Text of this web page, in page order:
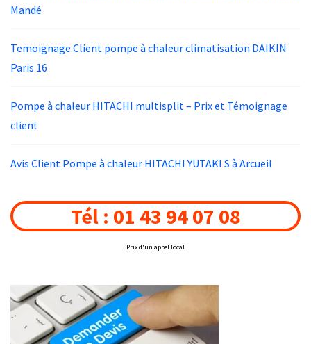
Mandé
Temoignage Client pompe à chaleur climatisation DAIKIN
Paris 16
Pompe à chaleur HITACHI multisplit – Prix et Témoignage
client
Avis Client Pompe à chaleur HITACHI YUTAKI S à Arcueil
Tél : 01 43 94 07 08
Prix d'un appel local